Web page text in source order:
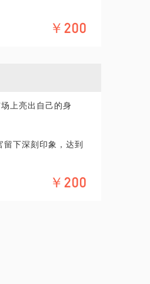
，成为自己的CE
国家族企业集团、
挑战的各种斜杠青
去温暖和实际的帮
代言人。山上打过
也很有意思的解
但他对这个世界还
型企业的洗礼，
面工作中全面运营
条件，过程中又要
￥200
上亮出自己的身
下深刻印象，达到
把你的核心技能和
历和第一次面试开
￥200